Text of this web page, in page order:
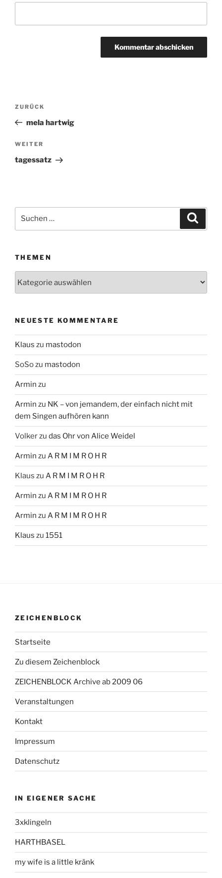
Beitragsnavigation
Vorheriger
Beitrag
ZURÜCK
mela hartwig
Nächster
Beitrag
WEITER
tagessatz
Suchen
THEMEN
NEUESTE KOMMENTARE
Klaus zu mastodon
SoSozu mastodon
Armin zu
Armin zu NK – von jemandem, der einfach nicht mit
dem Singen aufhören kann
Volkerzu das Ohr von Alice Weidel
Armin zu A R M I M R O H R
Klaus zu A R M I M R O H R
Armin zu A R M I M R O H R
Armin zu A R M I M R O H R
Klaus zu 1551
ZEICHENBLOCK
Startseite
Zu diesem Zeichenblock
ZEICHENBLOCK Archive ab 2009 06
Veranstaltungen
Kontakt
Impressum
Datenschutz
IN EIGENER SACHE
3xklingeln
HARTHBASEL
my wife is a little kränk